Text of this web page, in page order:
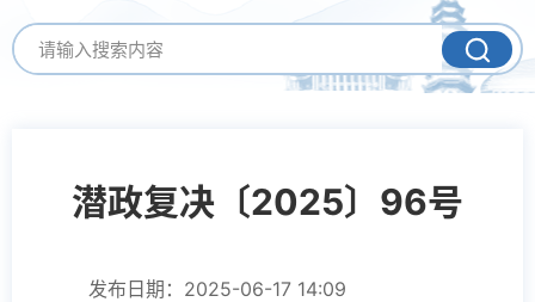
潜政复决〔2025〕96号
发布日期：2025-06-17 14:09